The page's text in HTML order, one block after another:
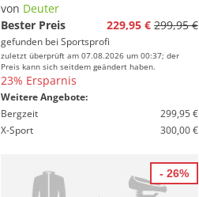
von Deuter
Bester Preis
229,95 € 299,95 €
gefunden bei Sportsprofi
zuletzt überprüft am 07.08.2026 um 00:37; der
Preis kann sich seitdem geändert haben.
23% Ersparnis
Weitere Angebote:
Bergzeit
299,95 €
X-Sport
300,00 €
- 26%